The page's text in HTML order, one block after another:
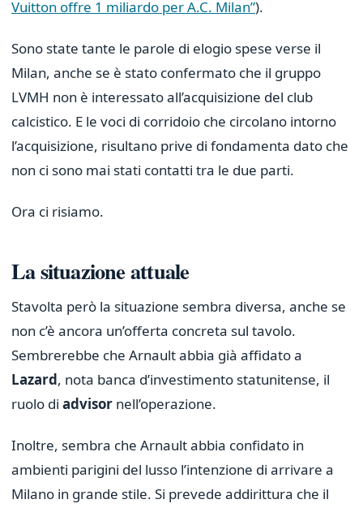
Vuitton offre 1 miliardo per A.C. Milan”).
Sono state tante le parole di elogio spese verse il
Milan, anche se è stato confermato che il gruppo
LVMH non è interessato all’acquisizione del club
calcistico. E le voci di corridoio che circolano intorno
l’acquisizione, risultano prive di fondamenta dato che
non ci sono mai stati contatti tra le due parti.
Ora ci risiamo.
La situazione attuale
Stavolta però la situazione sembra diversa, anche se
non c’è ancora un’offerta concreta sul tavolo.
Sembrerebbe che Arnault abbia già affidato a
Lazard, nota banca d’investimento statunitense, il
ruolo di advisor nell’operazione.
Inoltre, sembra che Arnault abbia confidato in
ambienti parigini del lusso l’intenzione di arrivare a
Milano in grande stile. Si prevede addirittura che il